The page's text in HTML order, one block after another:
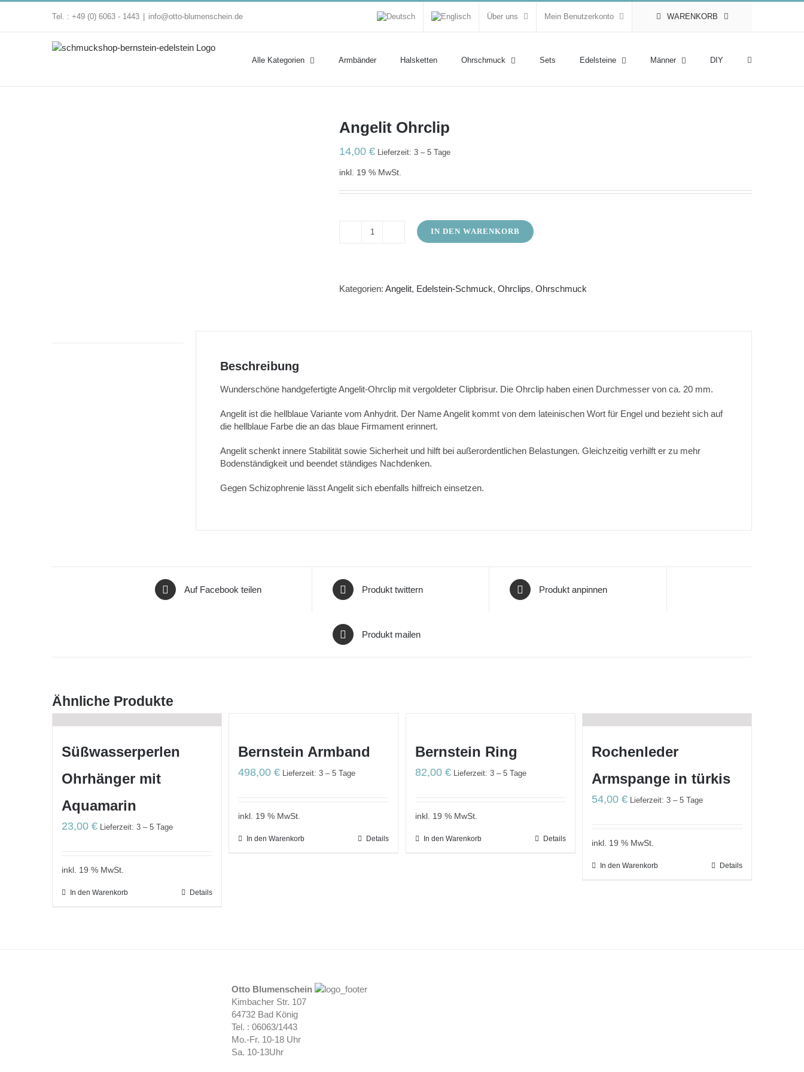
Tel. : +49 (0) 6063 - 1443 info@otto-blumenschein.de Über uns Mein Benutzerkonto WARENKORB
Alle Kategorien Armbänder Halsketten Ohrschmuck Sets Edelsteine Männer DIY
Angelit Ohrclip
14,00 € Lieferzeit: 3 – 5 Tage
inkl. 19 % MwSt.
Angelit
IN DEN WARENKORB
Kategorien: Angelit, Edelstein-Schmuck, Ohrclips, Ohrschmuck
Beschreibung
Wunderschöne handgefertigte Angelit-Ohrclip mit vergoldeter Clipbrisur. Die Ohrclip haben einen Durchmesser von ca. 20 mm.
Angelit ist die hellblaue Variante vom Anhydrit. Der Name Angelit kommt von dem lateinischen Wort für Engel und bezieht sich auf
die hellblaue Farbe die an das blaue Firmament erinnert.
Angelit schenkt innere Stabilität sowie Sicherheit und hilft bei außerordentlichen Belastungen. Gleichzeitig verhilft er zu mehr
Bodenständigkeit und beendet ständiges Nachdenken.
Gegen Schizophrenie lässt Angelit sich ebenfalls hilfreich einsetzen.
Auf Facebook teilen Produkt twittern Produkt anpinnen
Produkt mailen
Ähnliche Produkte
Süßwasserperlen
Ohrhänger mit
Aquamarin
23,00 € Lieferzeit: 3 – 5 Tage
inkl. 19 % MwSt.
In den Warenkorb Details
Bernstein Armband
498,00€ Lieferzeit: 3 – 5 Tage
inkl. 19 % MwSt.
In den Warenkorb Details
Bernstein Ring
82,00 € Lieferzeit: 3 – 5 Tage
inkl. 19 % MwSt.
In den Warenkorb Details
Rochenleder
Armspange in türkis
54,00€ Lieferzeit: 3 – 5 Tage
inkl. 19 % MwSt.
In den Warenkorb Details
Otto Blumenschein
Kimbacher Str. 107
64732 Bad König
Tel. : 06063/1443
Mo.-Fr. 10-18 Uhr
Sa. 10-13Uhr